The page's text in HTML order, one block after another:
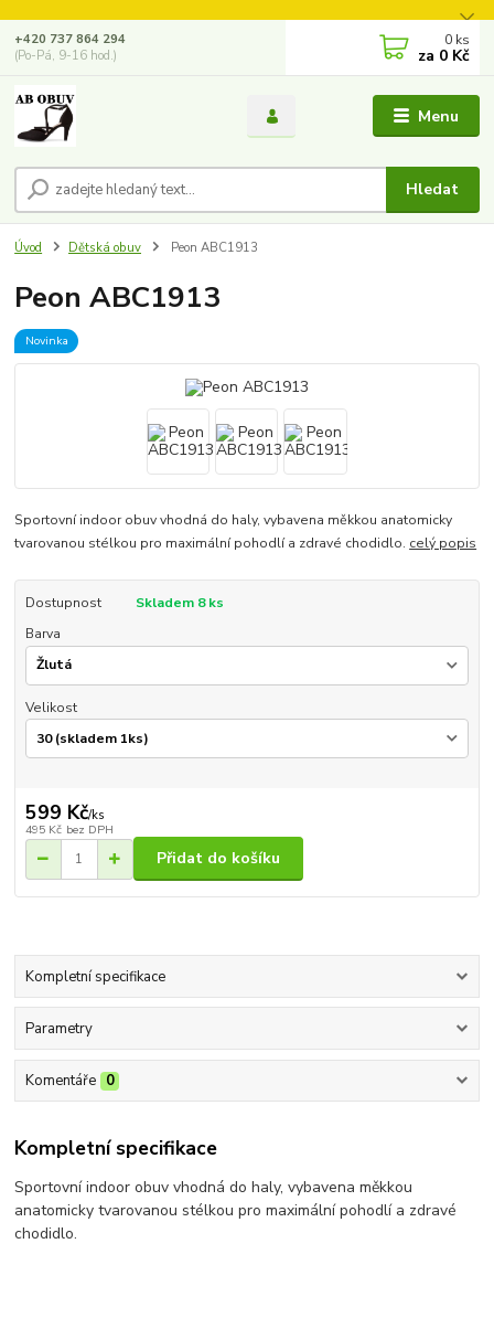
Menu
Hledat
+420 737 864 294
(Po-Pá, 9-16 hod.)
0 ks
za 0 Kč
Úvod Dětská obuv Peon ABC1913
Peon ABC1913
Novinka
Sportovní indoor obuv vhodná do haly, vybavena měkkou anatomicky
tvarovanou stélkou pro maximální pohodlí a zdravé chodidlo. celý popis
Dostupnost
Skladem 8 ks
Barva
Velikost
599 Kč/ks
495 Kč bez DPH
Přidat do košíku
Kompletní specifikace
Parametry
Komentáře 0
Kompletní specifikace
Sportovní indoor obuv vhodná do haly, vybavena měkkou
anatomicky tvarovanou stélkou pro maximální pohodlí a zdravé
chodidlo.